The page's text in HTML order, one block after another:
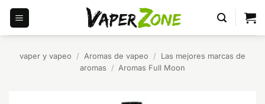
Saltar
contenido
vaper y vapeo / Aromas de vapeo /
Las mejores marcas de
aromas
/ Aromas Full Moon